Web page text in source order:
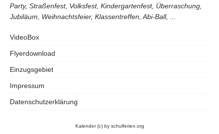
Party, Straßenfest, Volksfest, Kindergartenfest, Überraschung,
Jubiläum, Weihnachtsfeier, Klassentreffen, Abi-Ball, ...
VideoBox
Flyerdownload
Einzugsgebiet
Impressum
Datenschutzerklärung
Kalender(c) by schulferien.org